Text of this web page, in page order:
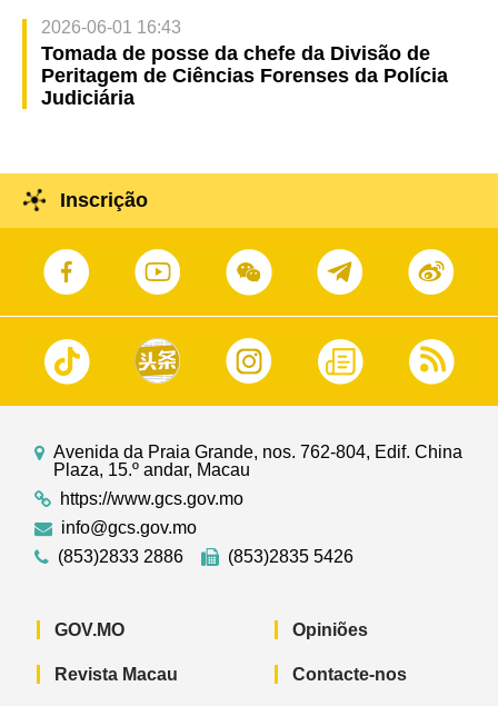
2026-06-01 16:43
Tomada de posse da chefe da Divisão de
Peritagem de Ciências Forenses da Polícia
Judiciária
Inscrição
Avenida da Praia Grande, nos. 762-804, Edif. China
Plaza, 15.º andar, Macau
https://www.gcs.gov.mo
info@gcs.gov.mo
(853)2833 2886
(853)2835 5426
GOV.MO
Revista Macau
Opiniões
Contacte-nos